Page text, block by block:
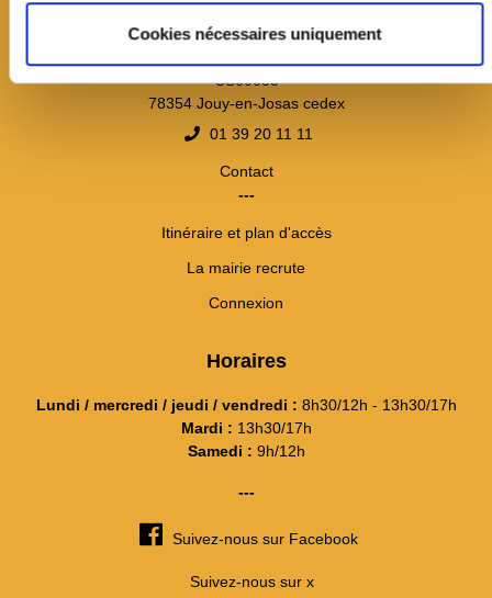
Cookies nécessaires uniquement
Mairie de Jouy-en-Josas
CS60033
78354 Jouy-en-Josas cedex
01 39 20 11 11
Contact
---
Itinéraire et plan d'accès
La mairie recrute
Connexion
Horaires
Lundi / mercredi / jeudi / vendredi : 8h30/12h - 13h30/17h
Mardi : 13h30/17h
Samedi : 9h/12h
---
Suivez-nous sur Facebook
Suivez-nous sur x